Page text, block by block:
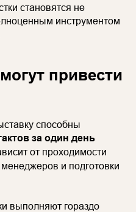
становятся не
инструментом
привести
способны
за один день
от проходимости
и подготовки
выполняют гораздо